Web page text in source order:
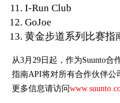
I-Run Club
GoJoe
黄金步道系列比赛指
从3月29日起，作为Suunto合
指南API将对所有合作伙伴公
更多信息请访问